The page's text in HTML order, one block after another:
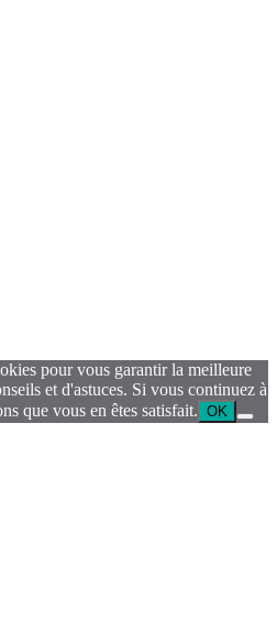
pour vous garantir la meilleure
et d'astuces. Si vous continuez à
que vous en êtes satisfait. OK